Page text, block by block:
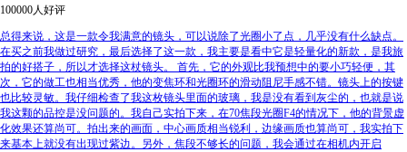
100000人好评
总得来说，这是一款令我满意的镜头，可以说除了光圈小了点，几乎没有什么缺点。
在买之前我做过研究，最后选择了这一款，我主要是看中它是轻量化的新款，是我旅
拍的好搭子，所以才选择这杖镜头。 首先，它的外观比我预想中的要小巧轻便，其
次，它的做工也相当优秀，他的变焦环和光圈环的滑动阻尼手感不错。镜头上的按键
也比较灵敏。我仔细检查了我这枚镜头里面的玻璃，我是没有看到灰尘的，也就是说
我这颗的品控是没问题的。我自己实拍下来，在70焦段光圈F4的情况下，他的背景虚
化效果还算尚可。拍出来的画面，中心画质相当锐利，边缘画质也算尚可，我实拍下
来基本上就没有出现过紫边。另外，焦段不够长的问题，我会通过在相机内开启